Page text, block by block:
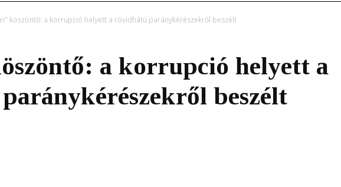
köszöntő: a korrupció helyett a rövidhátú paránykérészekről beszélt
a korrupció helyett a
beszélt